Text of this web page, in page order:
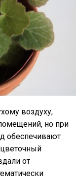
воздуху,
но при
обеспечивают
от